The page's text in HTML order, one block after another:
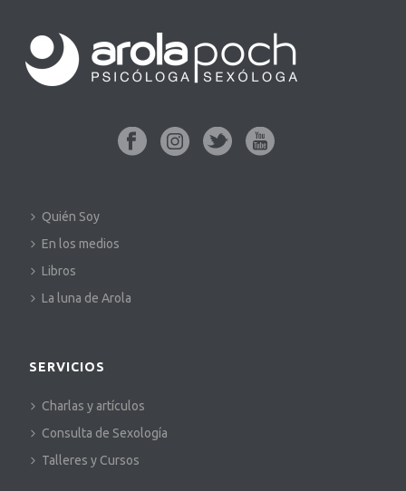
Quién Soy
En los medios
Libros
La luna de Arola
SERVICIOS
Charlas y artículos
Consulta de Sexología
Talleres y Cursos